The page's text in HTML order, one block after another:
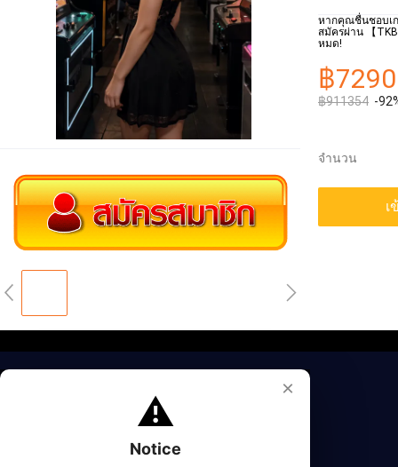
หากคุณชื่นชอบเก
สมัครผ่าน 【
หมด!
฿
฿911354 -
จำนวน
เ
⚠️
Notice
×